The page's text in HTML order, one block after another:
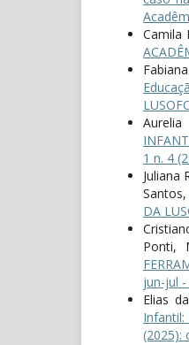
Camila
1 n. 4
Juliana
DA
Ponti,
jun-jul
Elias
Infantil:
(2025):